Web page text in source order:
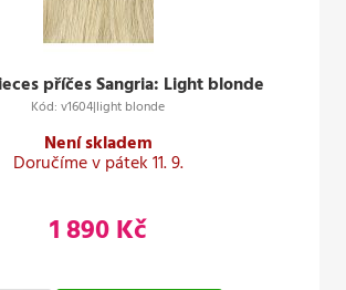
příčes Sangria: Light blonde
Kód: v1604|light blonde
Není skladem
Doručíme v pátek 11. 9.
1 890 Kč